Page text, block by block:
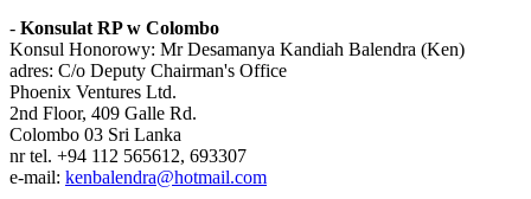
- Konsulat RP w Colombo
Konsul Honorowy: Mr Desamanya Kandiah Balendra (Ken)
adres: C/o Deputy Chairman's Office
Phoenix Ventures Ltd.
2nd Floor, 409 Galle Rd.
Colombo 03 Sri Lanka
nr tel. +94 112 565612, 693307
e-mail: kenbalendra@hotmail.com